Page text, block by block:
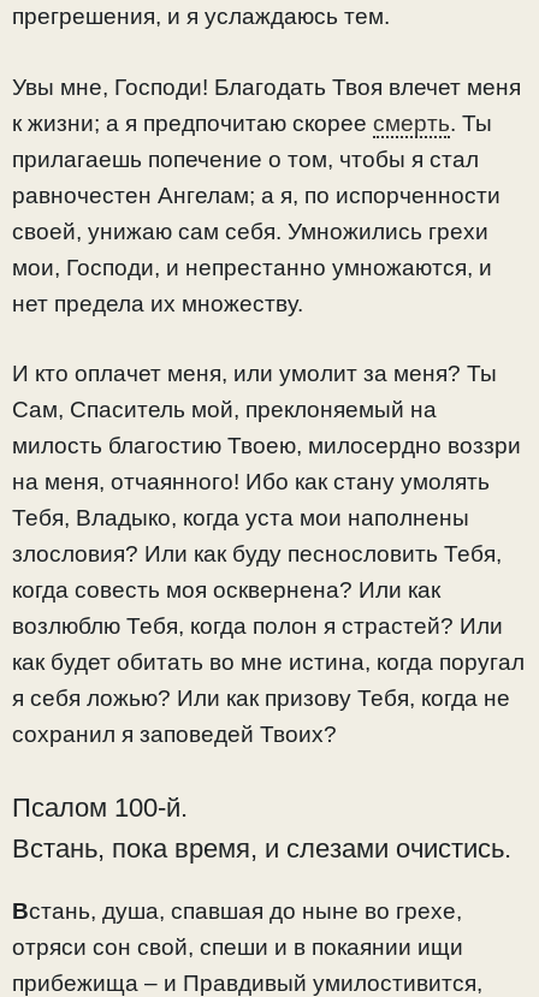
прегрешения, и я услаждаюсь тем.
Увы мне, Господи! Благодать Твоя влечет меня
к жизни; а я предпочитаю скорее смерть. Ты
прилагаешь попечение о том, чтобы я стал
равночестен Ангелам; а я, по испорченности
своей, унижаю сам себя. Умножились грехи
мои, Господи, и непрестанно умножаются, и
нет предела их множеству.
И кто оплачет меня, или умолит за меня? Ты
Сам, Спаситель мой, преклоняемый на
милость благостию Твоею, милосердно воззри
на меня, отчаянного! Ибо как стану умолять
Тебя, Владыко, когда уста мои наполнены
злословия? Или как буду песнословить Тебя,
когда совесть моя осквернена? Или как
возлюблю Тебя, когда полон я страстей? Или
как будет обитать во мне истина, когда поругал
я себя ложью? Или как призову Тебя, когда не
сохранил я заповедей Твоих?
Псалом 100-й.
Встань, пока время, и слезами очистись.
Встань, душа, спавшая до ныне во грехе,
отряси сон свой, спеши и в покаянии ищи
прибежища – и Правдивый умилостивится,